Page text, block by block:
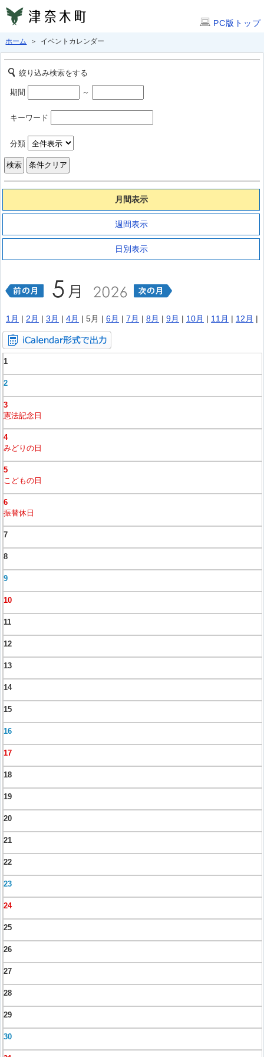
PC版トップ
ホーム ＞ イベントカレンダー
絞り込み検索をする
期間 ～
キーワード
分類
月間表示
週間表示
日別表示
1月 | 2月 | 3月 | 4月 | 5月 | 6月 | 7月 | 8月 | 9月 | 10月 | 11月 | 12月 |
1
2
3
憲法記念日
4
みどりの日
5
こどもの日
6
振替休日
7
8
9
10
11
12
13
14
15
16
17
18
19
20
21
22
23
24
25
26
27
28
29
30